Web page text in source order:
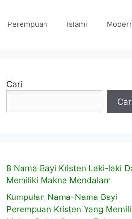
Perempuan Islami
Cari
Cari
8 Nama Bayi Kristen Laki-laki
Memiliki Makna Mendalam
Kumpulan Nama-Nama Bayi
Perempuan Kristen Yang